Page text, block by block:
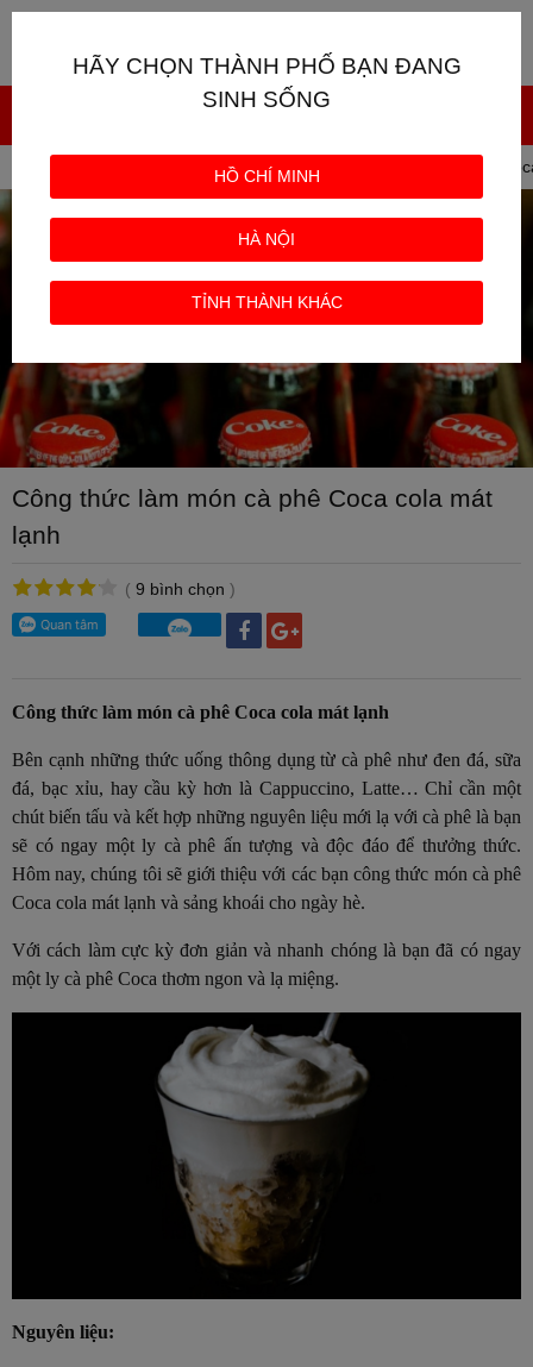
TIN TỨC Công thức làm món cà phê
Công thức làm món cà phê Coca cola mát
lạnh
( 9 bình chọn )
Công thức làm món cà phê Coca cola mát lạnh
Bên cạnh những thức uống thông dụng từ cà phê như đen đá, sữa
đá, bạc xỉu, hay cầu kỳ hơn là Cappuccino, Latte… Chỉ cần một
chút biến tấu và kết hợp những nguyên liệu mới lạ với cà phê là bạn
sẽ có ngay một ly cà phê ấn tượng và độc đáo để thưởng thức.
Hôm nay, chúng tôi sẽ giới thiệu với các bạn công thức món cà phê
Coca cola mát lạnh và sảng khoái cho ngày hè.
Với cách làm cực kỳ đơn giản và nhanh chóng là bạn đã có ngay
một ly cà phê Coca thơm ngon và lạ miệng.
Nguyên liệu:
HÃY CHỌN THÀNH PHỐ BẠN ĐANG
SINH SỐNG
HỒ CHÍ MINH
HÀ NỘI
TỈNH THÀNH KHÁC